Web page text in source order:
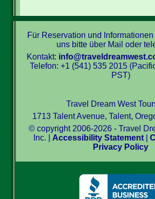
Für Reservation und
uns bitte über Mail oder
Kontakt:
Telefon: +1 (541) 535 2015
PST)
Travel Dream West
1713 Talent Avenue, Talent,
© copyright 2006-2026 - Travel
Inc. | Accessibility Statement |
Privacy Policy